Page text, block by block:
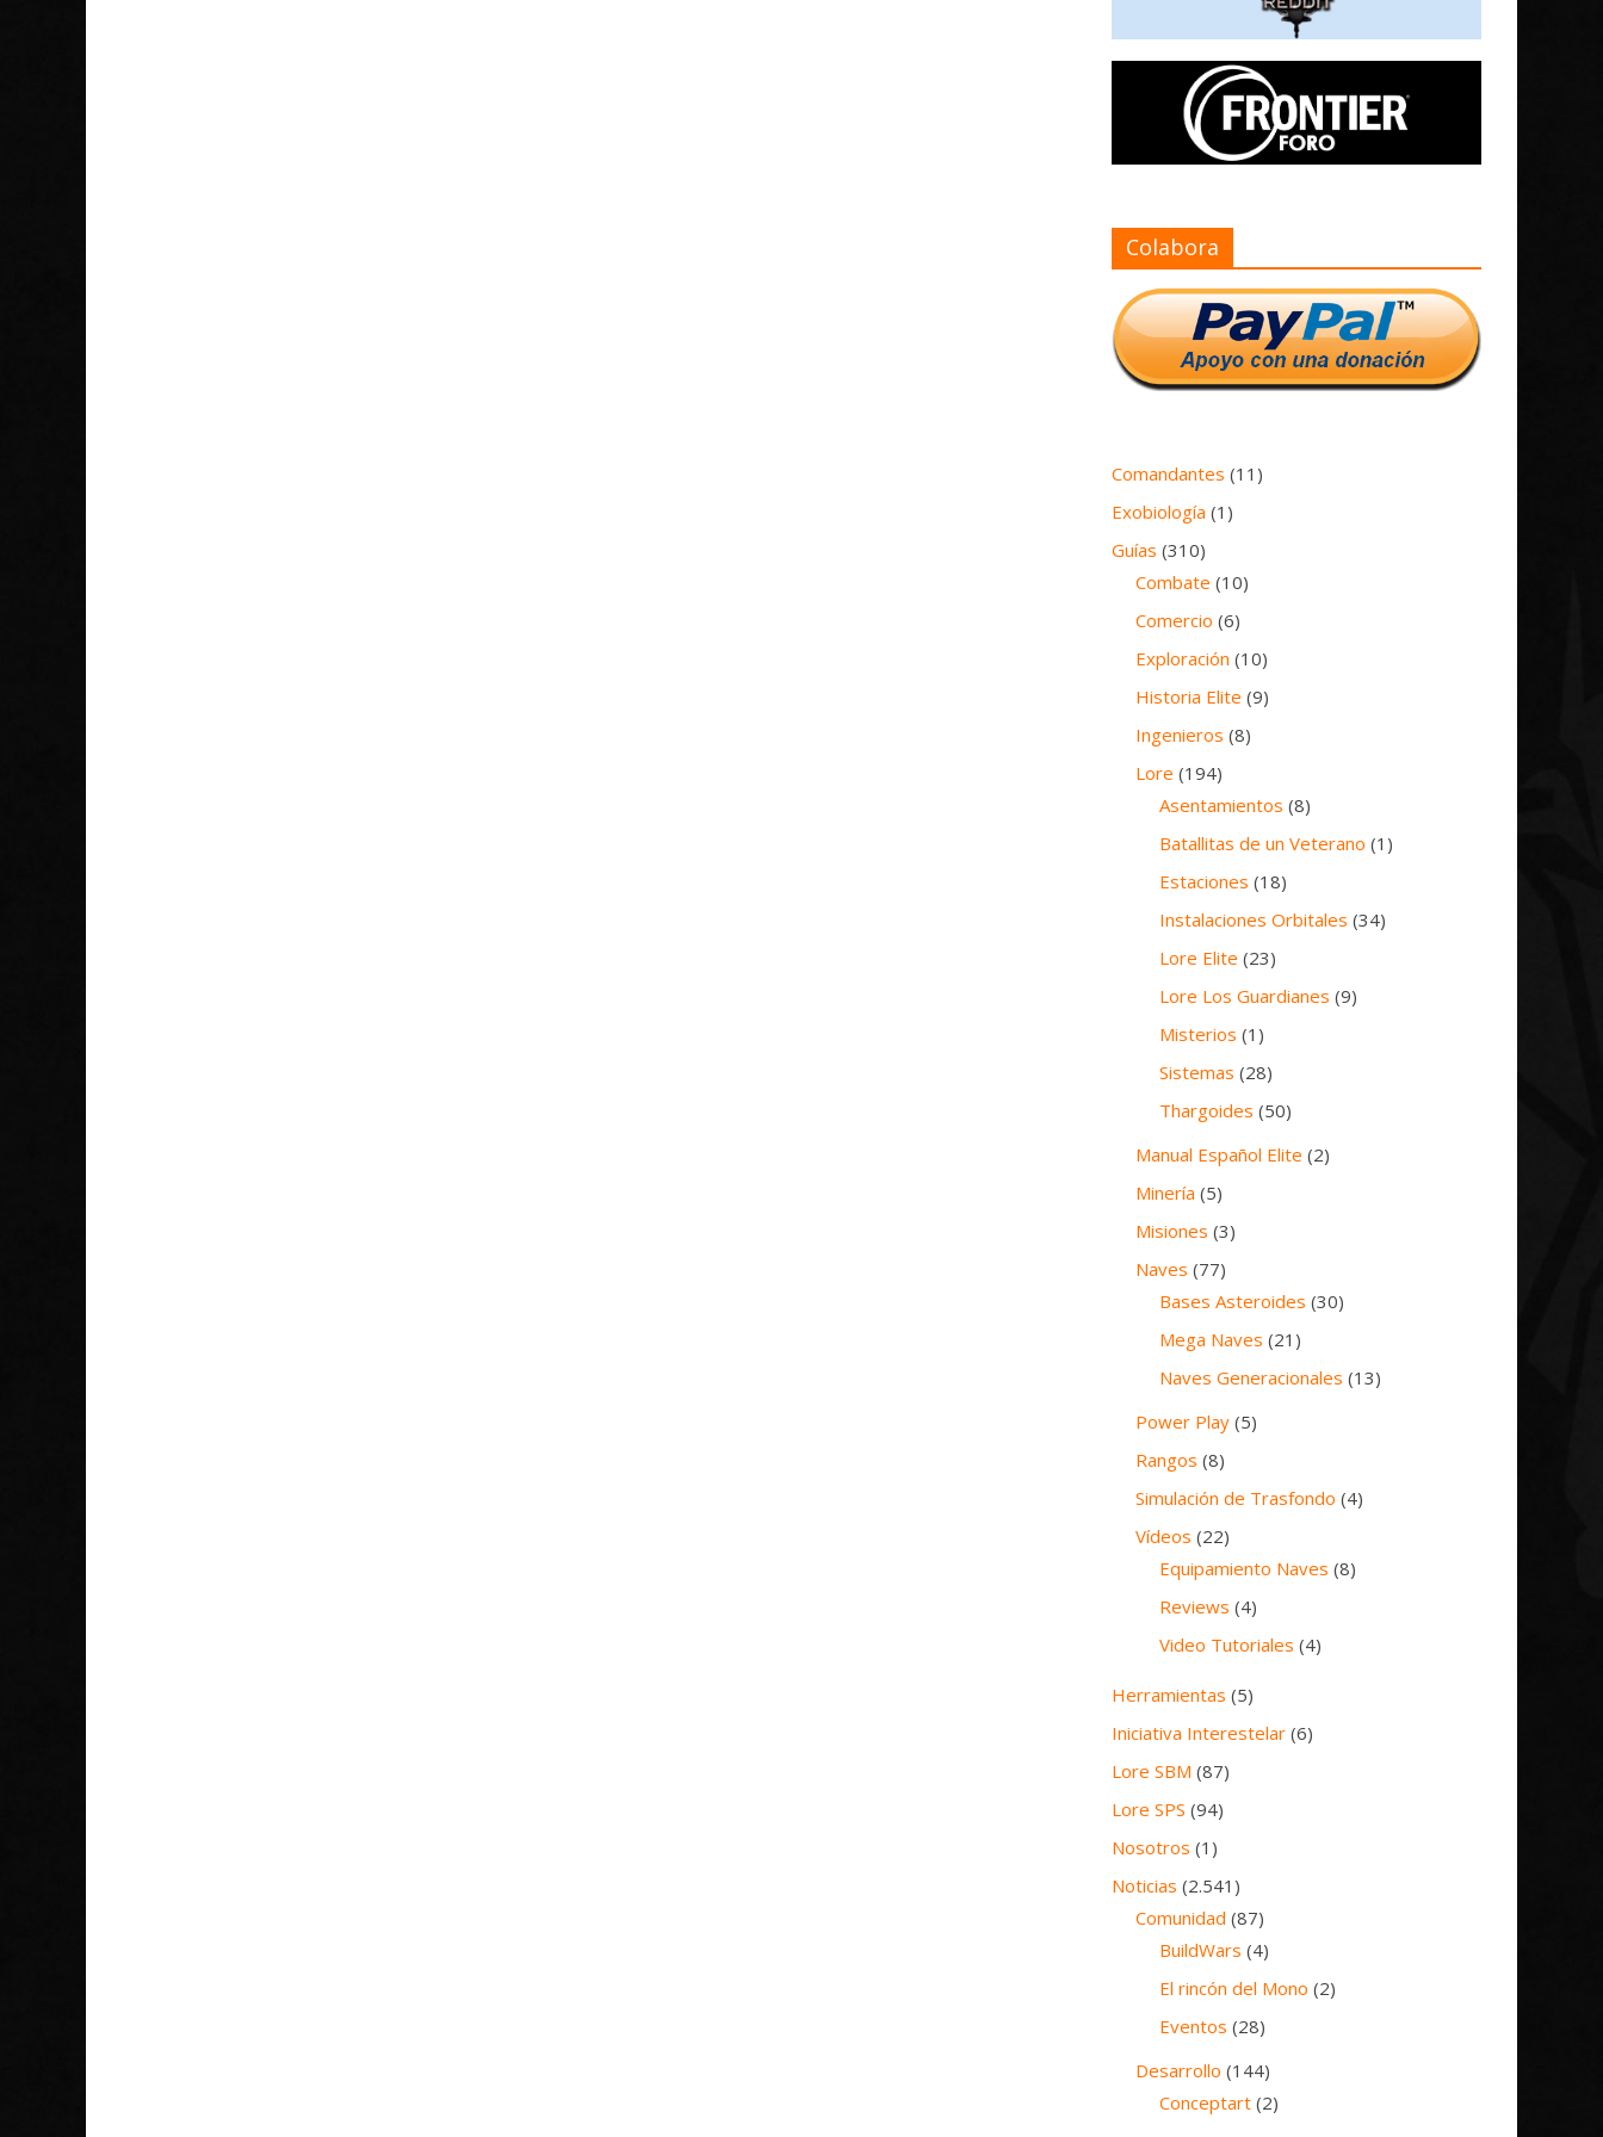
Colabora
Comandantes (11)
Exobiología (1)
Guías (310)
Combate (10)
Comercio (6)
Exploración (10)
Historia Elite (9)
Ingenieros (8)
Lore (194)
Asentamientos (8)
Batallitas de un Veterano (1)
Estaciones (18)
Instalaciones Orbitales (34)
Lore Elite (23)
Lore Los Guardianes (9)
Misterios (1)
Sistemas (28)
Thargoides (50)
Manual Español Elite (2)
Minería (5)
Misiones (3)
Naves (77)
Bases Asteroides (30)
Mega Naves (21)
Naves Generacionales (13)
Power Play (5)
Rangos (8)
Simulación de Trasfondo (4)
Vídeos (22)
Equipamiento Naves (8)
Reviews (4)
Video Tutoriales (4)
Herramientas (5)
Iniciativa Interestelar (6)
Lore SBM (87)
Lore SPS (94)
Nosotros (1)
Noticias (2.541)
Comunidad (87)
BuildWars (4)
El rincón del Mono (2)
Eventos (28)
Desarrollo (144)
Conceptart (2)